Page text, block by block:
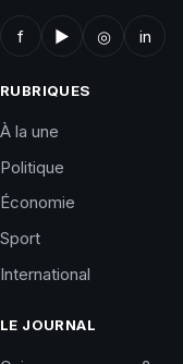
f ▶ ◎ in
RUBRIQUES
À la une
Politique
Économie
Sport
International
LE JOURNAL